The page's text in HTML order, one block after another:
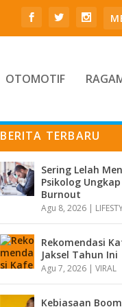
OTOMOTIF
BERITA TERBARU
Sering Lelah
Psikolog
Burnout
Agu 8, 2026 |
Rekomendasi
Jaksel Tahun Ini
Agu 7, 2026 |VIRAL
Kebiasaan